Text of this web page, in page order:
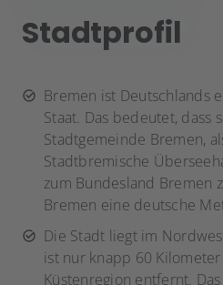
Stadtprofil
Bremen ist Deutschlands
Staat. Das bedeutet, dass
Stadtgemeinde Bremen,
Stadtbremische
zum Bundesland Bremen
Bremen eine deutsche
Die Stadt liegt im
ist nur knapp 60
Küstenregion entfernt.